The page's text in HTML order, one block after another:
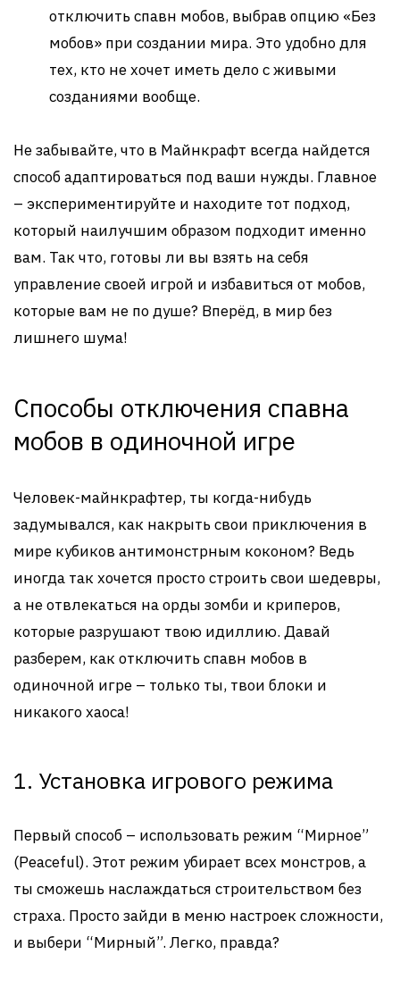
отключить спавн мобов, выбрав опцию «Без
мобов» при создании мира. Это удобно для
тех, кто не хочет иметь дело с живыми
созданиями вообще.
Не забывайте, что в Майнкрафт всегда найдется
способ адаптироваться под ваши нужды. Главное
– экспериментируйте и находите тот подход,
который наилучшим образом подходит именно
вам. Так что, готовы ли вы взять на себя
управление своей игрой и избавиться от мобов,
которые вам не по душе? Вперёд, в мир без
лишнего шума!
Способы отключения спавна
мобов в одиночной игре
Человек-майнкрафтер, ты когда-нибудь
задумывался, как накрыть свои приключения в
мире кубиков антимонстрным коконом? Ведь
иногда так хочется просто строить свои шедевры,
а не отвлекаться на орды зомби и криперов,
которые разрушают твою идиллию. Давай
разберем, как отключить спавн мобов в
одиночной игре – только ты, твои блоки и
никакого хаоса!
1. Установка игрового режима
Первый способ – использовать режим “Мирное”
(Peaceful). Этот режим убирает всех монстров, а
ты сможешь наслаждаться строительством без
страха. Просто зайди в меню настроек сложности,
и выбери “Мирный”. Легко, правда?